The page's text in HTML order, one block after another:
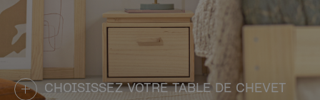
CHOISISSEZ VOTRE TABLE DE CHEVET